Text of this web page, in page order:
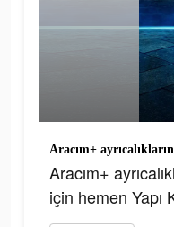
Aracım+
için hemen Yapı